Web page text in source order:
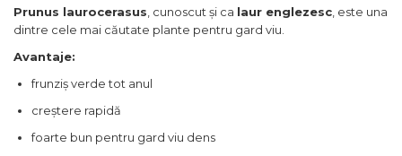
Prunus laurocerasus , cunoscut și ca laur englezesc , este una
dintre cele mai căutate plante pentru gard viu.
Avantaje:
frunziș verde tot anul
creștere rapidă
foarte bun pentru gard viu dens